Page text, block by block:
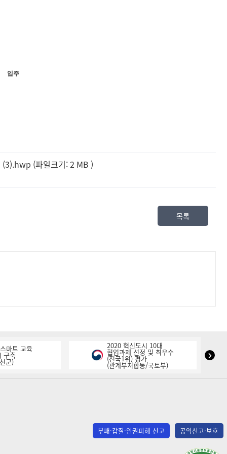
입주
(파일크기: 2 MB )
목록
마트 교육
구축
군)
2020 혁신도시 10대
협업과제 선정 및 최우수
(전국1위) 평가
(관계부처합동/국토부)
NIPA
창
라
이
부패·갑질·인권피해 신고 공익신고·보호